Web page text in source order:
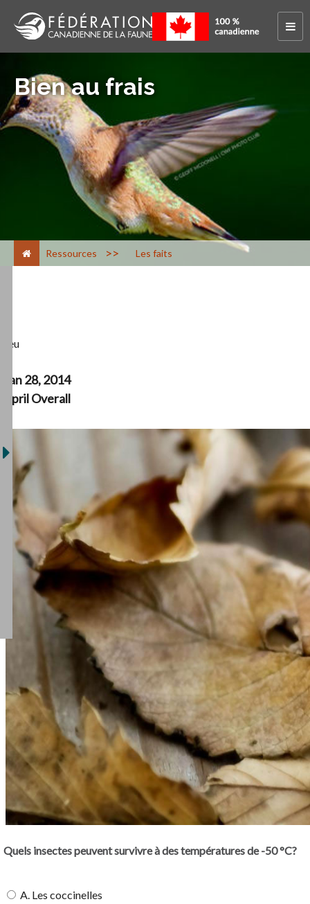
Bien au frais
Ressources > Les faits
Jeu
Jan 28, 2014
April Overall
Quels insectes peuvent survivre à des températures de -50 °C?
A. Les coccinelles